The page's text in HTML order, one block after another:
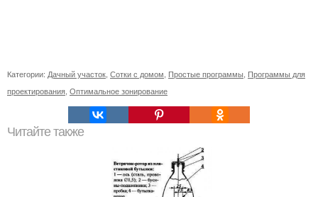
Категории: Дачный участок Сотки с домом Простые программы Программы для
проектирования Оптимальное зонирование
Читайте также